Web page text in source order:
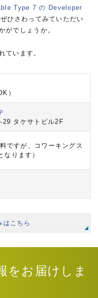
Type 7 の Developer
ひさわってみていただい
がでしょうか。
ています。
）
29 タケサトビル2F
ですが、コワーキングス
ります）
はこちら
をお届けしま